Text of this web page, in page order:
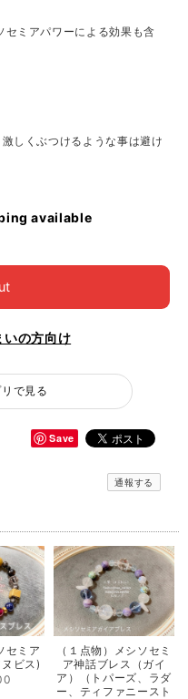
ミアパワーによる効果も含
しくぶつけるような事は避け
available
いの方向け
で見る
Save
通報する
セミア
ビス)
（１点物）メシソセミ
ア神話ブレス（ガイ
ア）（トパーズ、ラダ
ー、ティファニースト